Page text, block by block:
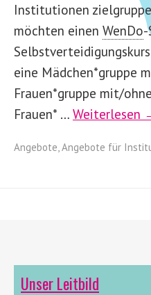
Institutionen
möchten einen WenDo-
eine Mädchen*gruppe
Frauen*gruppe mit/
Frauen* … Weiterlesen
Angebote,Angebote für
Unser Leitbild